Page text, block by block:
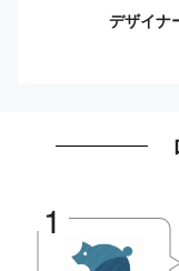
デザイナ